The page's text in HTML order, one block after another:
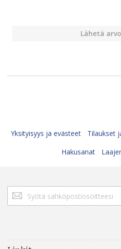
Lähetä
Yksityisyys ja evästeet Tilaukset
Hakusanat
Tilaa
uutiskirjeemme: